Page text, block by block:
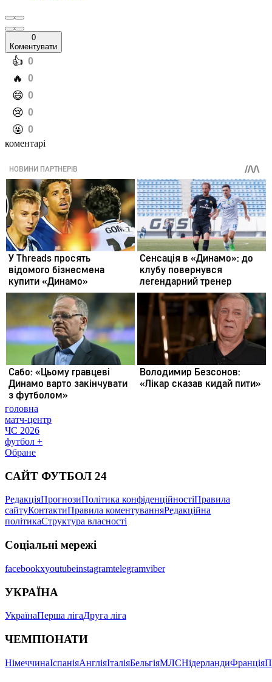
0
Коментувати
️👍 0
️🔥 0
️😄 0
️😢 0
️🤬 0
коментарі
головна
матч-центр
ЧС 2026
футбол +
Обране
САЙТ ФУТБОЛ 24
РедакціяПрогнозиПолітика конфіденційностіПравила
сайтуКонтактиПравила коментуванняРедакційна
політикаСтруктура власності
Соціальні мережі
facebookxyoutubeinstagramtelegramviber
УКРАЇНА
УкраїнаПерша лігаДруга ліга
ЧЕМПІОНАТИ
НімеччинаІспаніяАнгліяІталіяБельгіяМЛСНідерландиФранція